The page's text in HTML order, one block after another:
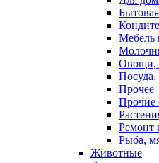
Мебель
Овощи,
Посуда,
Прочее
Прочие
Ремонт
Рыба,
Животные